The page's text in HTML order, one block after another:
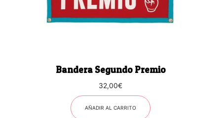
Bandera Segundo Premio
32,00€
AÑADIR AL CARRITO